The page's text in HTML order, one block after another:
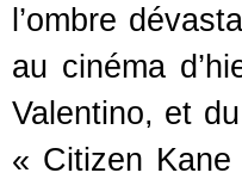
l’ombre
au cinéma
Valentino, et
« Citizen